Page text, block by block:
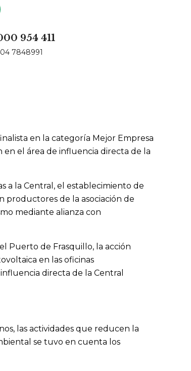
954 411
7848991
en la categoría Mejor Empresa
en el área de influencia directa de la
a la Central, el establecimiento de
productores de la asociación de
mediante alianza con
Puerto de Frasquillo, la acción
en las oficinas
directa de la Central
las actividades que reducen la
se tuvo en cuenta los